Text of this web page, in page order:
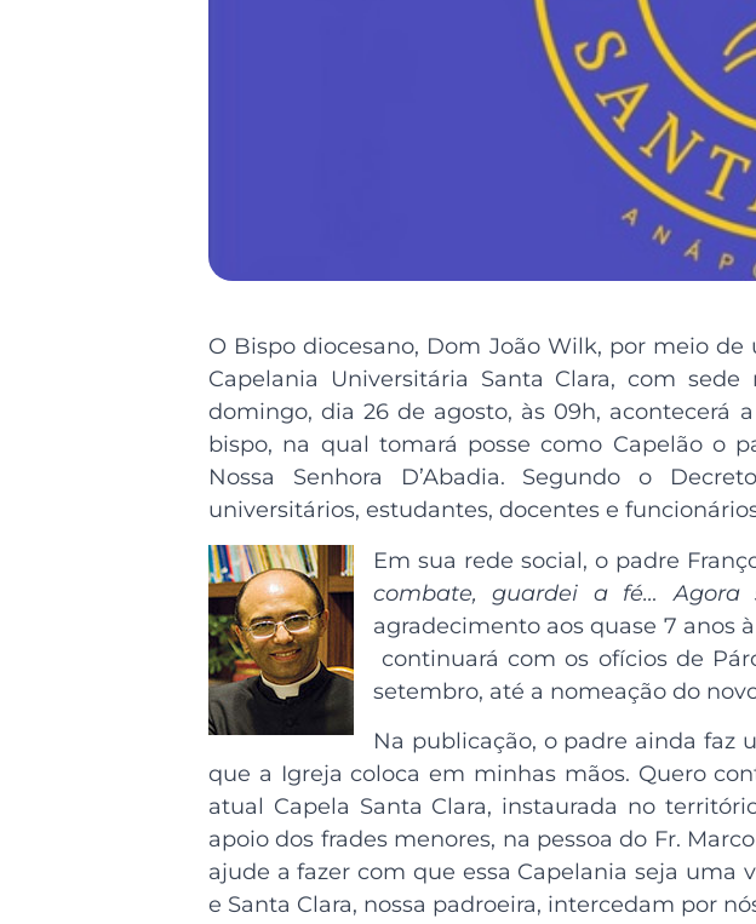
O Bispo diocesano, Dom João Wilk, por meio
Capelania Universitária Santa Clara, com
domingo, dia 26 de agosto, às 09h, acontecerá
bispo, na qual tomará posse como Capelão o
Nossa Senhora D’Abadia. Segundo o
universitários, estudantes, docentes e
Em sua rede social, o padre
combate, guardei a fé… Agora
agradecimento aos quase 7 anos
continuará com os ofícios de
setembro, até a nomeação do
Na publicação, o padre ainda faz
que a Igreja coloca em minhas mãos. Quero
atual Capela Santa Clara, instaurada no
apoio dos frades menores, na pessoa do Fr.
ajude a fazer com que essa Capelania seja uma
e Santa Clara, nossa padroeira, intercedam por